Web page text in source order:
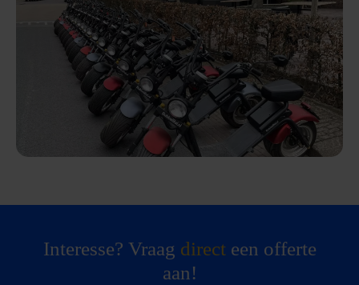
Interesse? Vraag directeen offerte
aan!